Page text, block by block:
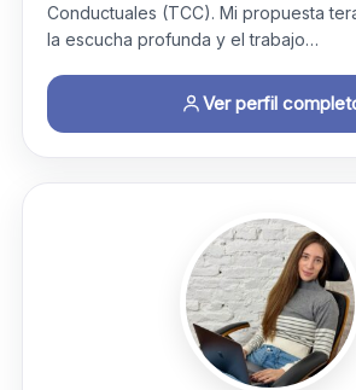
Conductuales (TCC). Mi propuesta
la escucha profunda y el trabajo…
Ver perfil